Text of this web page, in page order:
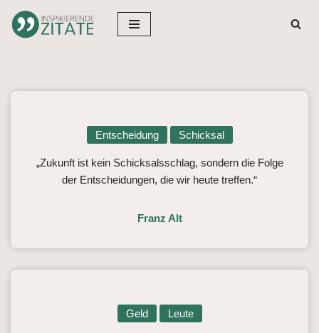
Zum
Entscheidung Schicksal
„Zukunft ist kein Schicksalsschlag, sondern die Folge
der Entscheidungen, die wir heute treffen.“
Franz Alt
Geld Leute